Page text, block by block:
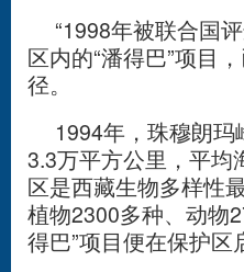
“1998年被联合国
区内的“潘得巴”项目
径。
1994年，珠穆朗玛
3.3万平方公里，平均
区是西藏生物多样性
植物2300多种、动物
得巴”项目便在保护区